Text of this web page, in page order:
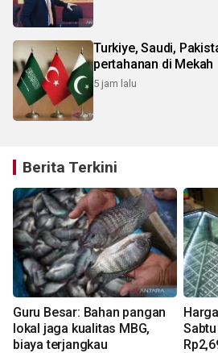
Turkiye, Saudi,
pertahanan di Mekah
5 jam lalu
Berita Terkini
Guru Besar: Bahan pangan
lokal jaga kualitas MBG,
biaya terjangkau